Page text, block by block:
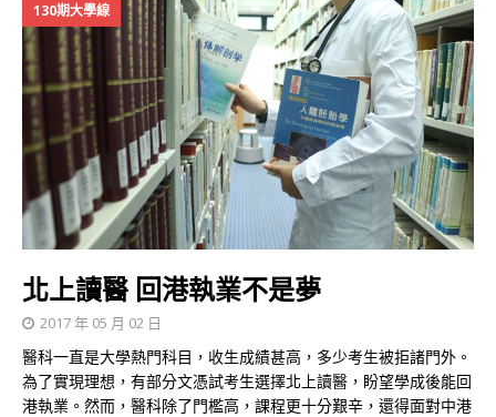
130期大學線
北上讀醫 回港執業不是夢
2017 年 05 月 02 日
醫科一直是大學熱門科目，收生成績甚高，多少考生被拒諸門外。
為了實現理想，有部分文憑試考生選擇北上讀醫，盼望學成後能回
港執業。然而，醫科除了門檻高，課程更十分艱辛，還得面對中港